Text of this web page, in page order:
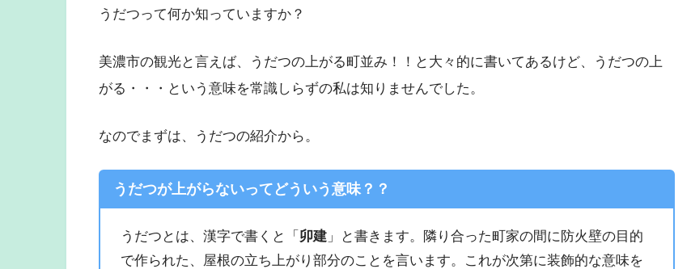
うだつって何か知っていますか？
美濃市の観光と言えば、うだつの上がる町並み！！と大々的に書いてあるけど、うだつの上
がる・・・という意味を常識しらずの私は知りませんでした。
なのでまずは、うだつの紹介から。
うだつが上がらないってどういう意味？？
うだつとは、漢字で書くと「 卯建」と書きます。隣り合った町家の間に防火壁の目的
で作られた、屋根の立ち上がり部分のことを言います。これが次第に装飾的な意味を